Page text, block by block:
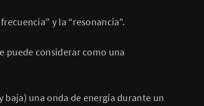
y la “resonancia”.
puede considerar como una
baja) una onda de energía durante un